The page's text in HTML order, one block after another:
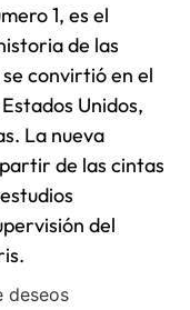
1, es el
de las
convirtió en el
Unidos,
La nueva
de las cintas
del
deseos